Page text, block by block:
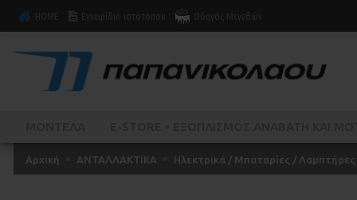
Αρχική ΑΝΤΑΛΛΑΚΤΙΚΑ Ηλεκτρικά / Μπαταρίες / Λαμπτήρες